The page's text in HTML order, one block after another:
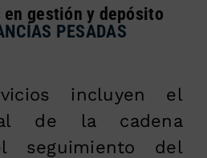
en gestión y depósito
PESADAS
incluyen el
de la cadena
seguimiento del